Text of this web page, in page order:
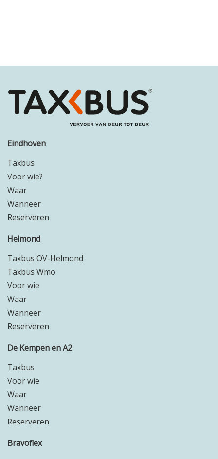
Eindhoven
Taxbus
Voor wie?
Waar
Wanneer
Reserveren
Helmond
Taxbus OV-Helmond
Taxbus Wmo
Voor wie
Waar
Wanneer
Reserveren
De Kempen en A2
Taxbus
Voor wie
Waar
Wanneer
Reserveren
Bravoflex